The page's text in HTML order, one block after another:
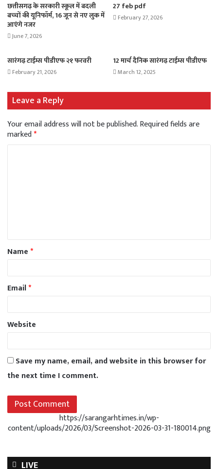
छत्तीसगढ़ के सरकारी स्‍कूल में बदली
बच्‍चों की यूनिफॉर्म, 16 जून से नए लुक में
आएंगे नजर
June 7, 2026
27 feb pdf
February 27, 2026
सारंगढ़ टाईम्स पीडीएफ २१ फरवरी
February 21, 2026
12 मार्च दैनिक सारंगढ़ टाईम्स पीडीएफ
March 12, 2025
Leave a Reply
Your email address will not be published.Required fields are
marked*
Name*
Email*
Website
Save my name, email, and website in this browser for
the next time I comment.
https://sarangarhtimes.in/wp-
content/uploads/2026/03/Screenshot-2026-03-31-180014.png
LIVE